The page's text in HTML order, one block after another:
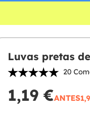
Luvas pretas
20
1,19 €ANTES